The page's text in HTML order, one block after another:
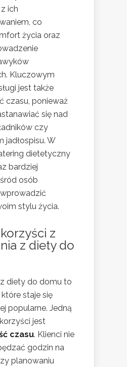
ich
co
życia oraz
Kluczowym
jest także
czasu, ponieważ
się nad
czy
jadłospisu. W
dietetyczny
bardziej
osób
stylu życia.
z
z diety do
diety do domu to
staje się
popularne. Jedną
jest
czasu. Klienci nie
godzin na
planowaniu